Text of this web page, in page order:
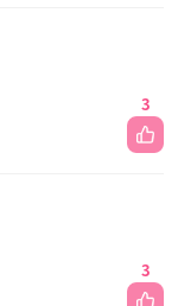
3
3